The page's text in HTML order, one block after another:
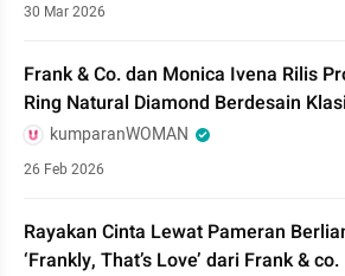
30 Mar 2026
Frank & Co. dan Monica Ivena Rilis
Ring Natural Diamond Berdesain
kumparanWOMAN
26 Feb 2026
Rayakan Cinta Lewat Pameran
‘Frankly, That’s Love’ dari Frank & co.